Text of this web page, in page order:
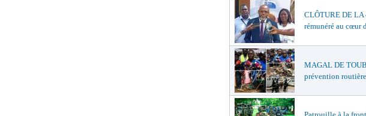
CLÔTURE DE LA
rémunéré au cœur
MAGAL DE
prévention routière